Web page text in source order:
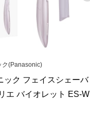
ク(Panasonic)
ック フェイスシェーバ
エ バイオレット ES-W